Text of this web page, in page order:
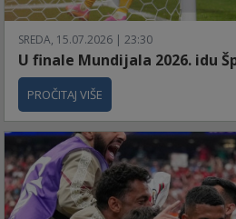
SREDA, 15.07.2026 | 23:30
U finale Mundijala 2026. idu
PROČITAJ VIŠE